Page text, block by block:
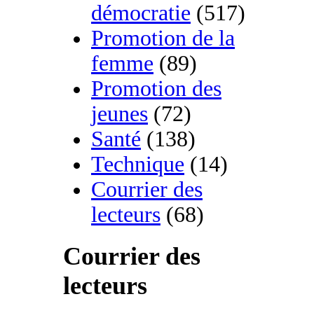
démocratie (517)
Promotion de la
femme (89)
Promotion des
jeunes (72)
Santé (138)
Technique (14)
Courrier des
lecteurs (68)
Courrier des
lecteurs